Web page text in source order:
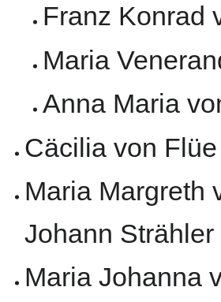
Franz Konrad
Maria
Anna Maria
Cäcilia von
Maria Margreth
Johann
Maria Johanna